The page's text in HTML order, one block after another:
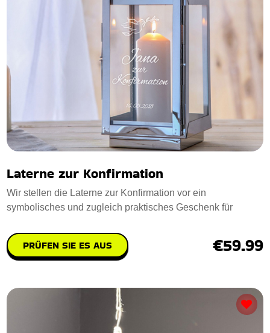
Laterne zur Konfirmation
Wir stellen die Laterne zur Konfirmation vor ein
symbolisches und zugleich praktisches Geschenk für
PRÜFEN SIE ES AUS €59.99